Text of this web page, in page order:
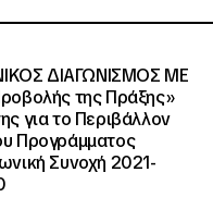
ΔΙΑΓΩΝΙΣΜΟΣ ΜΕ
της Πράξης»
για το Περιβάλλον
Προγράμματος
Συνοχή 2021-